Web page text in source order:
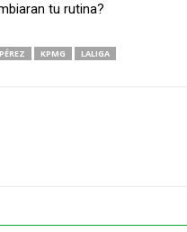
tu rutina?
KPMG
LALIGA